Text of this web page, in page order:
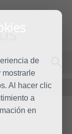
de
mostrarle
Al hacer clic
a
en